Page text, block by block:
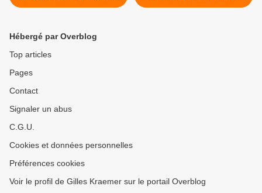
- 14ème Biarritz Piano
Biarritz Piano Festival, été
Hébergé par Overblog
Top articles
Pages
Contact
Signaler un abus
C.G.U.
Cookies et données personnelles
Préférences cookies
Voir le profil de Gilles Kraemer sur le portail Overblog